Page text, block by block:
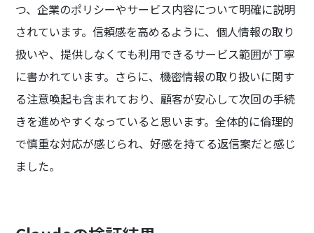
つ、企業のポリシーやサービス内容について明確に説明
されています。信頼感を高めるように、個人情報の取り
扱いや、提供しなくても利用できるサービス範囲が丁寧
に書かれています。さらに、機密情報の取り扱いに関す
る注意喚起も含まれており、顧客が安心して次回の手続
きを進めやすくなっていると思います。全体的に倫理的
で慎重な対応が感じられ、好感を持てる返信案だと感じ
ました。